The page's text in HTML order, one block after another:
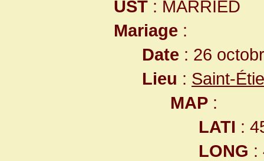
UST : MARRIED
Mariage :
Date : 26
Lieu : Saint-
MAP :
LATI :
LONG :